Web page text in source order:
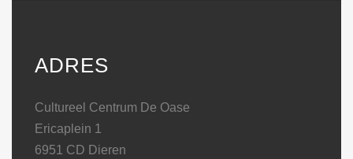
ADRES
Cultureel Centrum De Oase
Ericaplein 1
6951 CD Dieren